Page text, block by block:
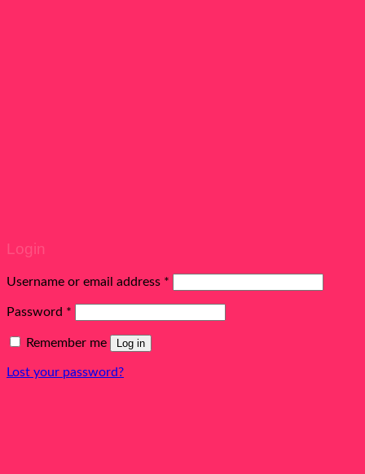
Login
Username or email address *
Password *
Remember me Log in
Lost your password?